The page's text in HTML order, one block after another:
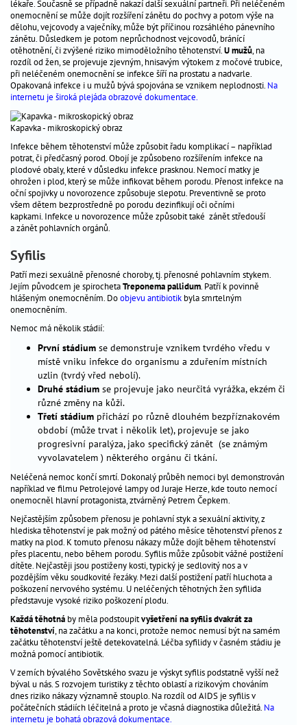
lékaře. Současně se případně nakazí další sexuální partneři. Při neléčeném
onemocnění se může dojít rozšíření zánětu do pochvy a potom výše na
dělohu, vejcovody a vaječníky, může být příčinou rozsáhlého pánevního
zánětu. Důsledkem je potom neprůchodnost vejcovodů, bránící
otěhotnění, či zvýšené riziko mimoděložního těhotenství. U mužů , na
rozdíl od žen, se projevuje zjevným, hnisavým výtokem z močové trubice,
při neléčeném onemocnění se infekce šíří na prostatu a nadvarle.
Opakovaná infekce i u mužů bývá spojována se vznikem neplodnosti. Na
internetu je široká plejáda obrazové dokumentace.
Kapavka - mikroskopický obraz
Infekce během těhotenství může způsobit řadu komplikací – například
potrat, či předčasný porod. Obojí je způsobeno rozšířením infekce na
plodové obaly, které v důsledku infekce prasknou. Nemocí matky je
ohrožen i plod, který se může infikovat během porodu. Přenost infekce na
oční spojivky u novorozence způsobuje slepotu. Preventivně se proto
všem dětem bezprostředně po porodu dezinfikují oči očními
kapkami. Infekce u novorozence může způsobit také zánět středouší
a zánět pohlavních orgánů.
Syfilis
Patří mezi sexuálně přenosné choroby, tj. přenosné pohlavním stykem.
Jejím původcem je spirochetaTreponema pallidum . Patří k povinně
hlášeným onemocněním. Doobjevu antibiotik byla smrtelným
onemocněním.
Nemoc má několik stádií:
První stádium se demonstruje vznikem tvrdého vředu v
místě vniku infekce do organismu a zduřením místních
uzlin (tvrdý vřed nebolí).
Druhé stádium se projevuje jako neurčitá vyrážka, ekzém či
různé změny na kůži.
Třetí stádium přichází po různě dlouhém bezpříznakovém
období (může trvat i několik let), projevuje se jako
progresivní paralýza, jako specifický zánět (se známým
vyvolavatelem ) některého orgánu či tkání.
Neléčená nemoc končí smrtí. Dokonalý průběh nemoci byl demonstrován
například ve filmu Petrolejové lampy od Juraje Herze, kde touto nemocí
onemocněl hlavní protagonista, ztvárněný Petrem Čepkem.
Nejčastějším způsobem přenosu je pohlavní styk a sexuální aktivity, z
hlediska těhotenství je pak možný od pátého měsíce těhotenství přenos z
matky na plod. K tomuto přenosu nákazy může dojít během těhotenství
přes placentu, nebo během porodu. Syfilis může způsobit vážné postižení
dítěte. Nejčastěji jsou postiženy kosti, typický je sedlovitý nos a v
pozdějším věku soudkovité řezáky. Mezi další postižení patří hluchota a
poškození nervového systému. U neléčených těhotných žen syfilida
představuje vysoké riziko poškození plodu.
Každá těhotná by měla podstoupitvyšetření na syfilis dvakrát za
těhotenství , na začátku a na konci, protože nemoc nemusí být na samém
začátku těhotenství ještě detekovatelná. Léčba syfilidy v časném stádiu je
možná pomocí antibiotik.
V zemích bývalého Sovětského svazu je výskyt syfilis podstatně vyšší než
býval u nás. S rozvojem turistiky z těchto oblastí a rizikovým chováním
dnes riziko nákazy významně stouplo. Na rozdíl od AIDS je syfilis v
počátečních stádiích léčitelná a proto je včasná diagnostika důležitá. Na
internetu je bohatá obrazová dokumentace.